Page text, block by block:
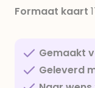
Formaat kaart
Gemaakt
Geleverd